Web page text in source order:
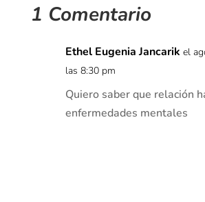
1 Comentario
Ethel Eugenia Jancarik el
las 8:30 pm
Quiero saber que relación
enfermedades mentales